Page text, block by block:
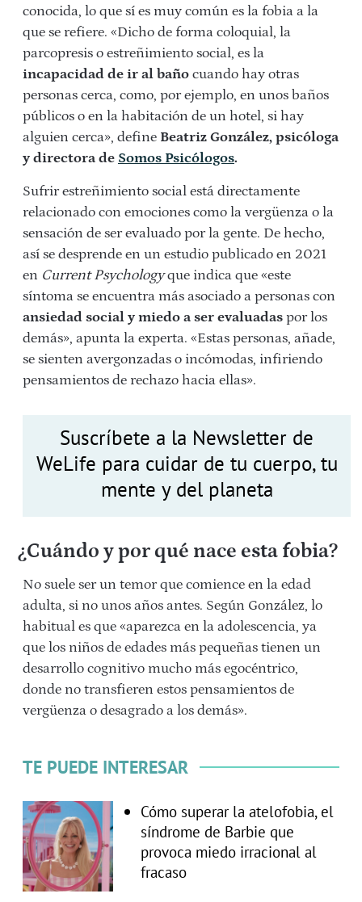
conocida, lo que sí es muy común es la fobia a la
que se refiere. «Dicho de forma coloquial, la
parcopresis o estreñimiento social, es la
incapacidad de ir al baño cuando hay otras
personas cerca, como, por ejemplo, en unos baños
públicos o en la habitación de un hotel, si hay
alguien cerca», define Beatriz González, psicóloga
y directora de Somos Psicólogos.
Sufrir estreñimiento social está directamente
relacionado con emociones como la vergüenza o la
sensación de ser evaluado por la gente. De hecho,
así se desprende en un estudio publicado en 2021
en Current Psychologyque indica que «este
síntoma se encuentra más asociado a personas con
ansiedad social y miedo a ser evaluadas por los
demás», apunta la experta. «Estas personas, añade,
se sienten avergonzadas o incómodas, infiriendo
pensamientos de rechazo hacia ellas».
Suscríbete a la Newsletter de
WeLife para cuidar de tu cuerpo, tu
mente y del planeta
¿Cuándo y por qué nace esta fobia?
No suele ser un temor que comience en la edad
adulta, si no unos años antes. Según González, lo
habitual es que «aparezca en la adolescencia, ya
que los niños de edades más pequeñas tienen un
desarrollo cognitivo mucho más egocéntrico,
donde no transfieren estos pensamientos de
vergüenza o desagrado a los demás».
TE PUEDE INTERESAR
Cómo superar la atelofobia, el
síndrome de Barbie que
provoca miedo irracional al
fracaso